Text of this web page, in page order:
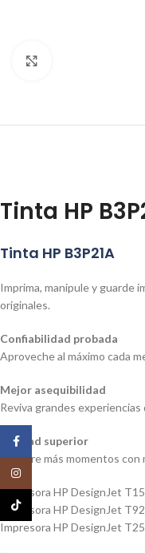
Tinta HP
Tinta HP B3P21A
Imprima, manipule y guarde
originales.
Confiabilidad probada
Aproveche al máximo cada
Mejor asequibilidad
Reviva grandes
Calidad superior
Capture más momentos con
Impresora HP DesignJet
Impresora HP DesignJet
Impresora HP DesignJet
Facebook
TikTok